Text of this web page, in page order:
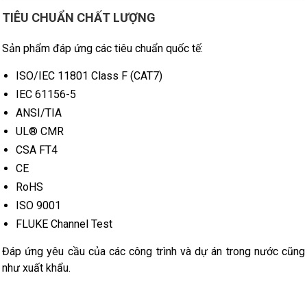
TIÊU CHUẨN CHẤT LƯỢNG
Sản phẩm đáp ứng các tiêu chuẩn quốc tế:
ISO/IEC 11801 Class F (CAT7)
IEC 61156-5
ANSI/TIA
UL® CMR
CSA FT4
CE
RoHS
ISO 9001
FLUKE Channel Test
Đáp ứng yêu cầu của các công trình và dự án trong nước cũng
như xuất khẩu.